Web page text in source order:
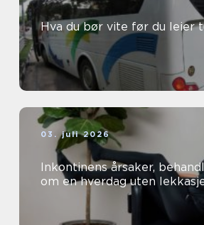
Hva du bør vite før du leier
03. juli 2026
Inkontinens årsaker, behandling og håp
om en hverdag uten